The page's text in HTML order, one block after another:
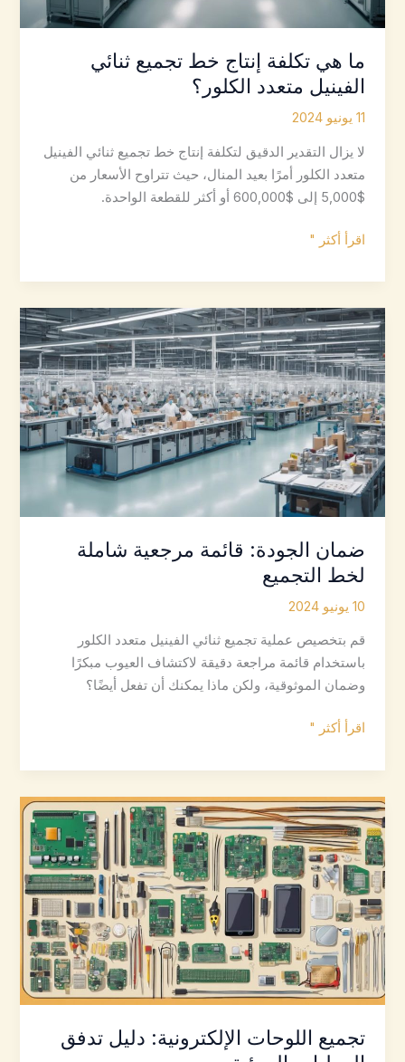
ما هي تكلفة إنتاج خط تجميع ثنائي
الفينيل متعدد الكلور؟
11 يونيو 2024
لا يزال التقدير الدقيق لتكلفة إنتاج خط تجميع ثنائي الفينيل
متعدد الكلور أمرًا بعيد المنال، حيث تتراوح الأسعار من
$5,000 إلى $600,000 أو أكثر للقطعة الواحدة.
ما
تكلفة
إنتاج
خط
تجميع
ثنائي
الفينيل
متعدد
الكلور؟
اقرأ أكثر "
ضمان الجودة: قائمة مرجعية شاملة
لخط التجميع
10 يونيو 2024
قم بتخصيص عملية تجميع ثنائي الفينيل متعدد الكلور
باستخدام قائمة مراجعة دقيقة لاكتشاف العيوب مبكرًا
وضمان الموثوقية، ولكن ماذا يمكنك أن تفعل أيضًا؟
ضمان
قائمة
مرجعية
شاملة
لخط
التجميع
اقرأ أكثر "
تجميع اللوحات الإلكترونية: دليل تدفق